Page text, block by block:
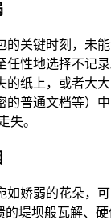
的关键时刻，未
任性地选择不记
的纸上，或者大
的普通文档等）
失。
如娇弱的花朵，
的堤坝般瓦解、